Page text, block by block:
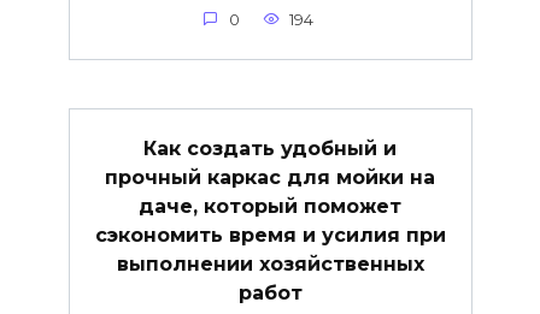
0 194
Как создать удобный и
прочный каркас для мойки на
даче, который поможет
сэкономить время и усилия при
выполнении хозяйственных
работ